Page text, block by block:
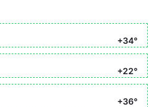
+34°
+22°
+36°